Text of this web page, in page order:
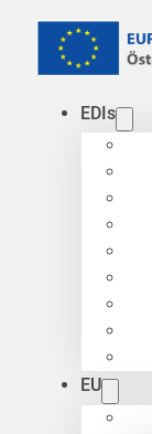
EDIs
EU